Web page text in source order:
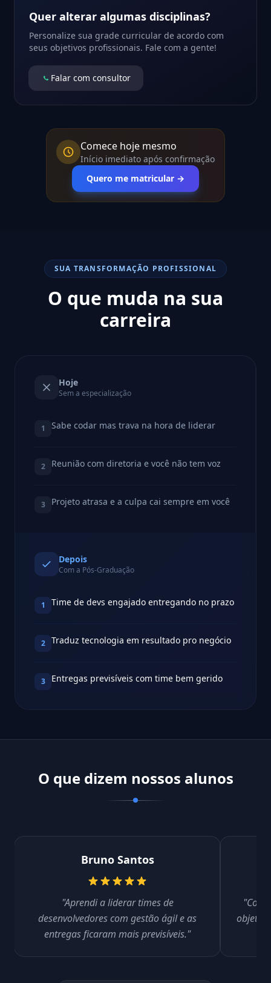
Quer alterar algumas disciplinas?
Personalize sua grade curricular de acordo com
seus objetivos profissionais. Fale com a gente!
Falar com consultor
Comece hoje mesmo
Início imediato após confirmação
Quero me matricular →
SUA TRANSFORMAÇÃO PROFISSIONAL
O que muda na sua
carreira
Hoje
Sem a especialização
1 Sabe codar mas trava na hora de liderar
2 Reunião com diretoria e você não tem voz
3 Projeto atrasa e a culpa cai sempre em você
Depois
Com a Pós-Graduação
1 Time de devs engajado entregando no prazo
2 Traduz tecnologia em resultado pro negócio
3 Entregas previsíveis com time bem gerido
O que dizem nossos alunos
Bruno Santos
"Aprendi a liderar times de
desenvolvedores com gestão ágil e as
entregas ficaram mais previsíveis."